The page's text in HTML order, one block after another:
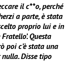
il c**o, perché
a parte, è stata
proprio lui e in
Questa
poi c’è stata una
Disse tipo